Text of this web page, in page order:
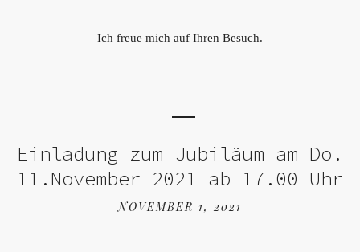
Ich freue mich auf Ihren Besuch.
Einladung zum Jubiläum am Do.
11.November 2021 ab 17.00 Uhr
NOVEMBER 1, 2021